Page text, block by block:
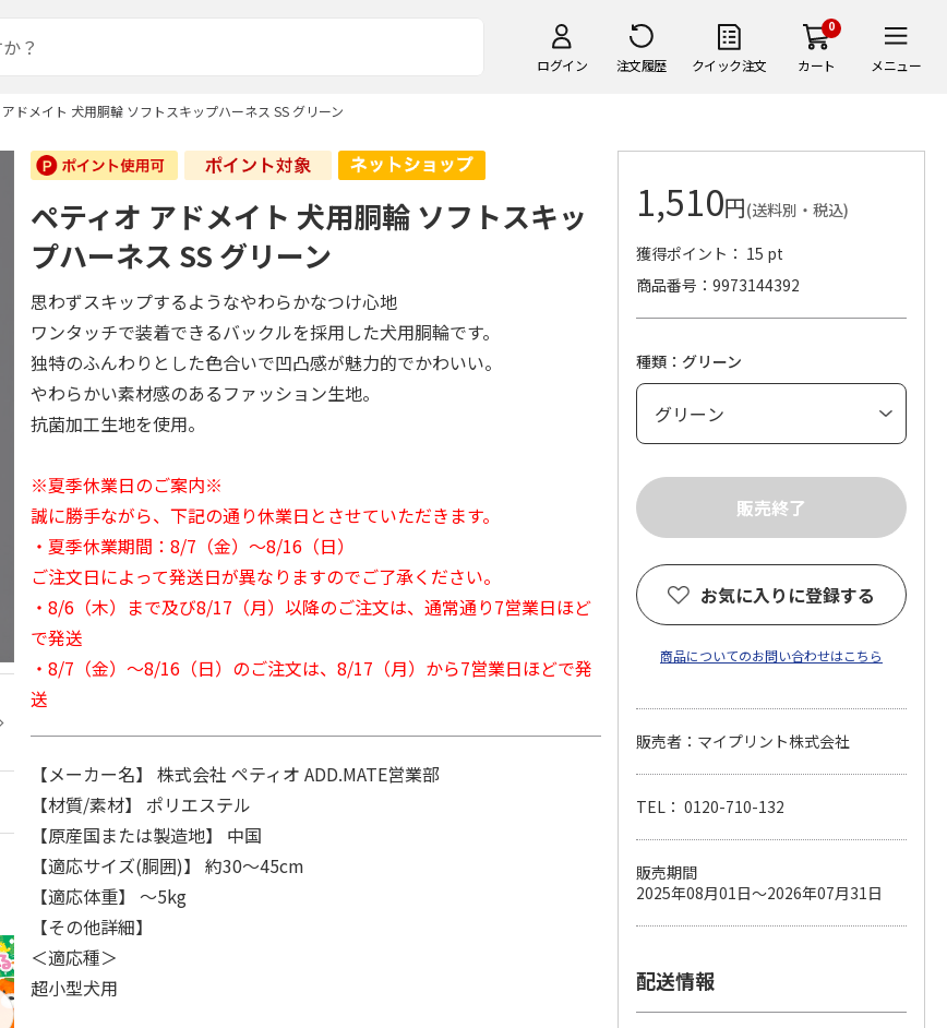
ログイン 注文履歴 クイック注文
0
カート メニュー
ドメイト 犬用胴輪 ソフトスキップハーネス SS グリーン
ペティオ アドメイト 犬用胴輪 ソフトスキッ
プハーネス SS グリーン
思わずスキップするようなやわらかなつけ心地
ワンタッチで装着できるバックルを採用した犬用胴輪です。
独特のふんわりとした色合いで凹凸感が魅力的でかわいい。
やわらかい素材感のあるファッション生地。
抗菌加工生地を使用。
※夏季休業日のご案内※
誠に勝手ながら、下記の通り休業日とさせていただきます。
・夏季休業期間：8/7（金）～8/16（日）
ご注文日によって発送日が異なりますのでご了承ください。
・8/6（木）まで及び8/17（月）以降のご注文は、通常通り7営業日ほど
で発送
・8/7（金）～8/16（日）のご注文は、8/17（月）から7営業日ほどで発
送
【メーカー名】 株式会社 ペティオ ADD.MATE営業部
【材質/素材】 ポリエステル
【原産国または製造地】 中国
【適応サイズ(胴囲)】 約30～45cm
【適応体重】 ～5kg
【その他詳細】
＜適応種＞
超小型犬用
1,510円(送料別・税込)
獲得ポイント： 15 pt
商品番号
9973144392
種類：グリーン
お気に入りに登録する
商品についてのお問い合わせはこちら
販売者：マイプリント株式会社
TEL： 0120-710-132
販売期間
2025年08月01日～2026年07月31日
配送情報